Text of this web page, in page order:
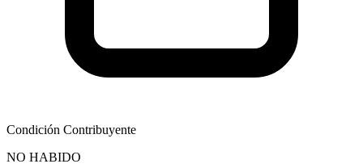
Condición Contribuyente
NO HABIDO